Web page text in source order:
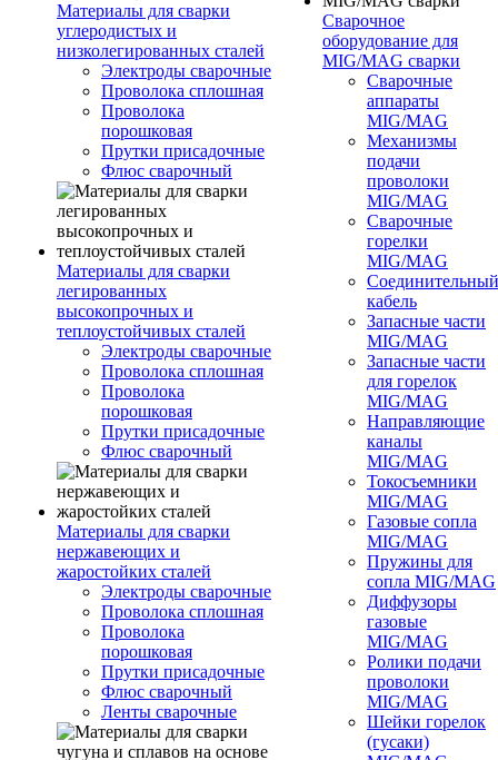
Материалы для сварки
углеродистых и
низколегированных сталей
Электроды сварочные
Проволока сплошная
Проволока
порошковая
Прутки присадочные
Флюс сварочный
Материалы для сварки
легированных
высокопрочных и
теплоустойчивых сталей
Электроды сварочные
Проволока сплошная
Проволока
порошковая
Прутки присадочные
Флюс сварочный
Материалы для сварки
нержавеющих и
жаростойких сталей
Электроды сварочные
Проволока сплошная
Проволока
порошковая
Прутки присадочные
Флюс сварочный
Ленты сварочные
Сварочное
оборудование для
MIG/MAG сварки
Сварочные
аппараты
MIG/MAG
Механизмы
подачи
проволоки
MIG/MAG
Сварочные
горелки
MIG/MAG
Соединительный
кабель
Запасные части
MIG/MAG
Запасные части
для горелок
MIG/MAG
Направляющие
каналы
MIG/MAG
Токосъемники
MIG/MAG
Газовые сопла
MIG/MAG
Пружины для
сопла MIG/MAG
Диффузоры
газовые
MIG/MAG
Ролики подачи
проволоки
MIG/MAG
Шейки горелок
(гусаки)